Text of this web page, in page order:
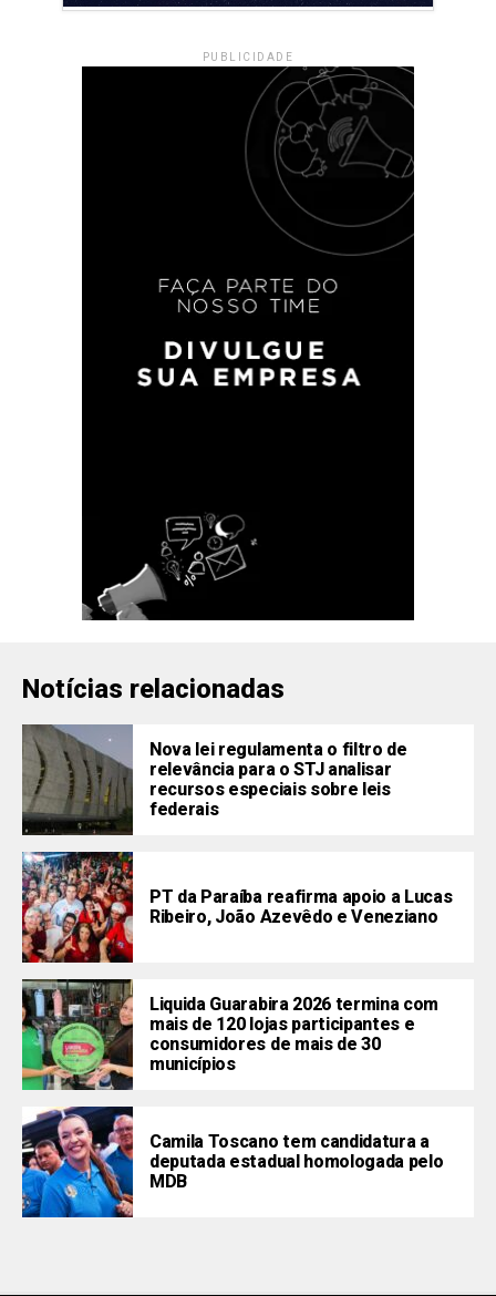
PUBLICIDADE
Notícias relacionadas
Nova lei regulamenta o filtro de
relevância para o STJ analisar
recursos especiais sobre leis
federais
PT da Paraíba reafirma apoio a Lucas
Ribeiro, João Azevêdo e Veneziano
Liquida Guarabira 2026 termina com
mais de 120 lojas participantes e
consumidores de mais de 30
municípios
Camila Toscano tem candidatura a
deputada estadual homologada pelo
MDB